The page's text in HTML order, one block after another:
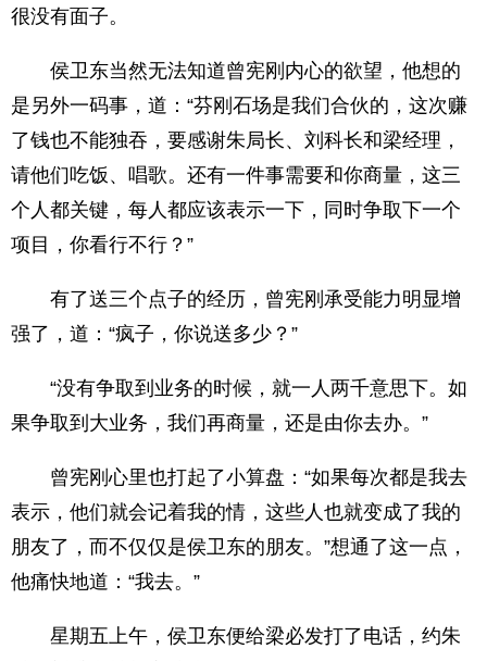
很没有面子。
侯卫东当然无法知道曾宪刚内心的欲望，他想的
是另外一码事，道：“芬刚石场是我们合伙的，这次赚
了钱也不能独吞，要感谢朱局长、刘科长和梁经理，
请他们吃饭、唱歌。还有一件事需要和你商量，这三
个人都关键，每人都应该表示一下，同时争取下一个
项目，你看行不行？”
有了送三个点子的经历，曾宪刚承受能力明显增
强了，道：“疯子，你说送多少？”
“没有争取到业务的时候，就一人两千意思下。如
果争取到大业务，我们再商量，还是由你去办。”
曾宪刚心里也打起了小算盘：“如果每次都是我去
表示，他们就会记着我的情，这些人也就变成了我的
朋友了，而不仅仅是侯卫东的朋友。”想通了这一点，
他痛快地道：“我去。”
星期五上午，侯卫东便给梁必发打了电话，约朱